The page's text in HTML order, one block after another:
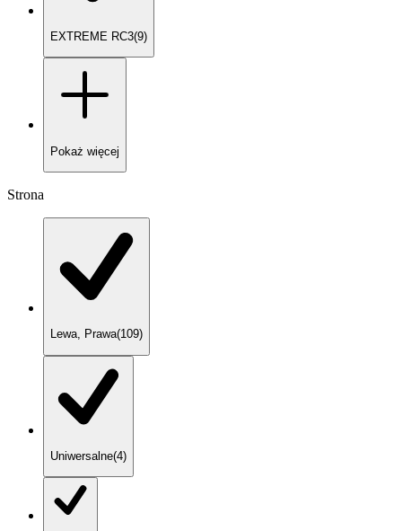
EXTREME RC3(9)
Pokaż więcej
Strona
Lewa, Prawa(109)
Uniwersalne(4)